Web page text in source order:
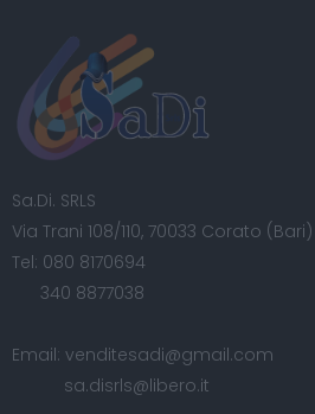
Sa.Di. SRLS
Via Trani 108/110, 70033 Corato (Bari)
Tel: 080 8170694
340 8877038
Email: venditesadi@gmail.com
sa.disrls@libero.it